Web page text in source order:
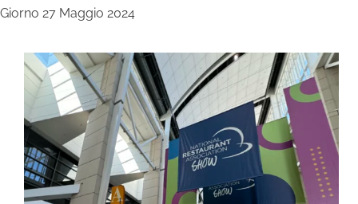
Giorno 27 Maggio 2024